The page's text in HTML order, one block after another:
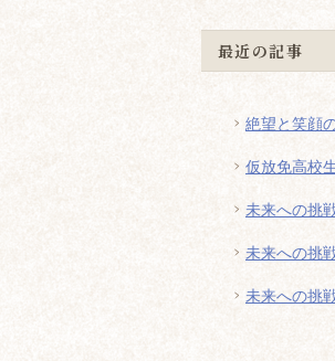
最近の記事
絶望と笑顔
仮放免高校
未来への挑
未来への挑
未来への挑